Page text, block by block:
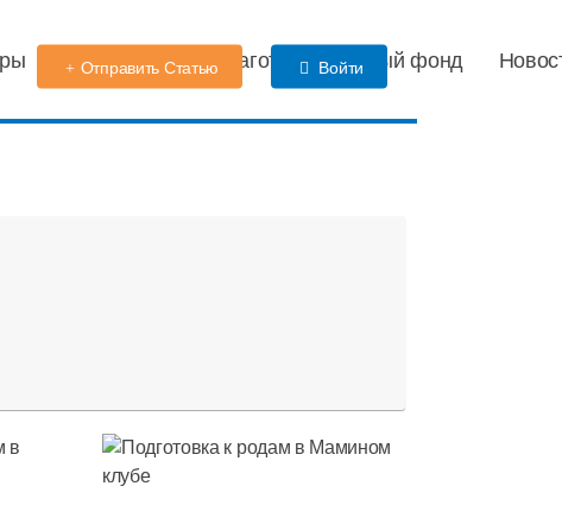
Детский сад Благотворительный фонд
Отправить Статью Войти